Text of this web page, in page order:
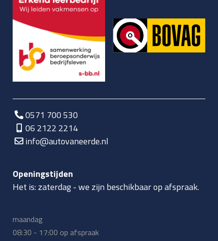
0571 700 530
06 2122 2214
info@autovaneerde.nl
Openingstijden
Het is:zaterdag-we zijn beschikbaar op afspraak.
maandag
08:30 - 17:00 op afspraak